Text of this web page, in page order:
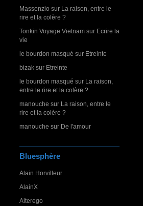
Massenzio sur La raison, entre le
rire et la colère ?
Tonkin Voyage Vietnam sur Ecrire la
vie
le bourdon masqué sur Etreinte
bizak sur Etreinte
le bourdon masqué sur La raison,
entre le rire et la colère ?
manouche sur La raison, entre le
rire et la colère ?
manouche sur De l'amour
Bluesphère
Alain Horvilleur
AlainX
Alterego